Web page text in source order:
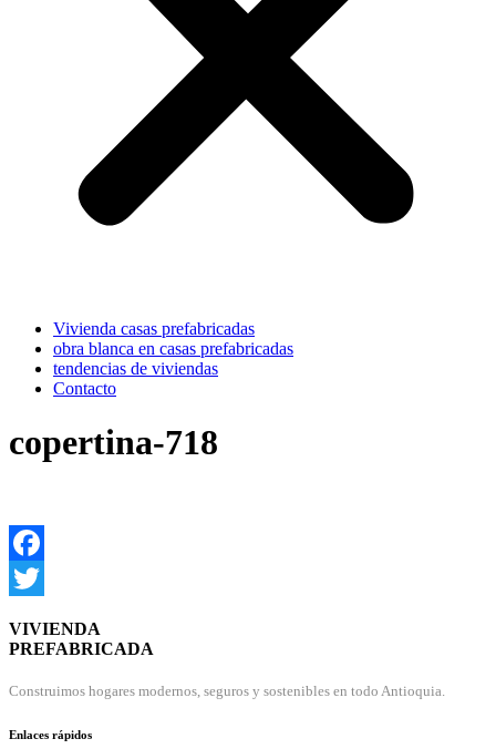
Vivienda casas prefabricadas
obra blanca en casas prefabricadas
tendencias de viviendas
Contacto
copertina-718
Facebook
VIVIENDA
PREFABRICADA
Construimos hogares modernos, seguros y sostenibles en todo Antioquia.
Enlaces rápidos